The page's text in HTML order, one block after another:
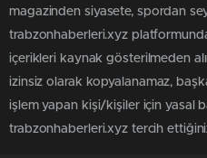
magazinden siyasete, spordan
trabzonhaberleri.xyz
içerikleri kaynak gösterilmeden
izinsiz olarak kopyalanamaz,
işlem yapan kişi/kişiler için yasal
trabzonhaberleri.xyz tercih